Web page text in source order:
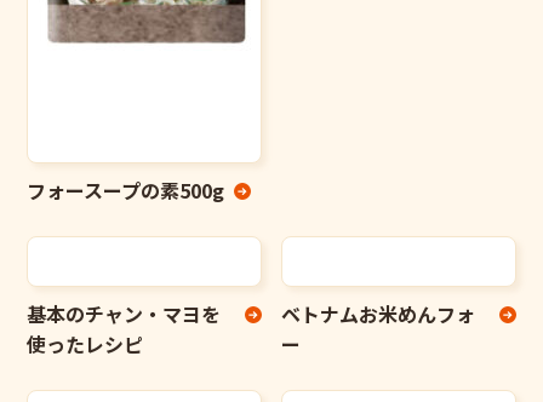
フォースープの素500g
基本のチャン・マヨを
使ったレシピ
ベトナムお米めんフォ
ー